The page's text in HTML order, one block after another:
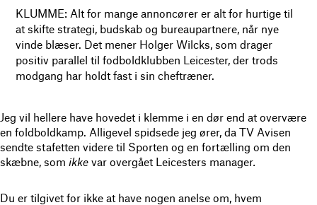
KLUMME: Alt for mange annoncører er alt for hurtige til
at skifte strategi, budskab og bureaupartnere, når nye
vinde blæser. Det mener Holger Wilcks, som drager
positiv parallel til fodboldklubben Leicester, der trods
modgang har holdt fast i sin cheftræner.
Jeg vil hellere have hovedet i klemme i en dør end at overvære
en foldboldkamp. Alligevel spidsede jeg ører, da TV Avisen
sendte stafetten videre til Sporten og en fortælling om den
skæbne, som ikke var overgået Leicesters manager
Du er tilgivet for ikke at have nogen anelse om, hvem